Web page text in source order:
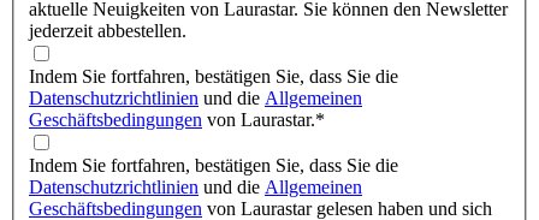
aktuelle Neuigkeiten von Laurastar. Sie können den Newsletter
jederzeit abbestellen.
Indem Sie fortfahren, bestätigen Sie, dass Sie die
Datenschutzrichtlinien und die Allgemeinen
Geschäftsbedingungen von Laurastar.*
Indem Sie fortfahren, bestätigen Sie, dass Sie die
Datenschutzrichtlinien und die Allgemeinen
Geschäftsbedingungen von Laurastar gelesen haben und sich